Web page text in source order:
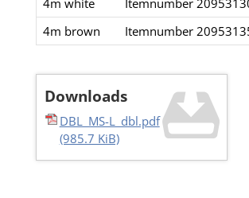
4m brown
Itemnumber
Downloads
DBL_MS-L_dbl.pdf
(985.7 KiB)